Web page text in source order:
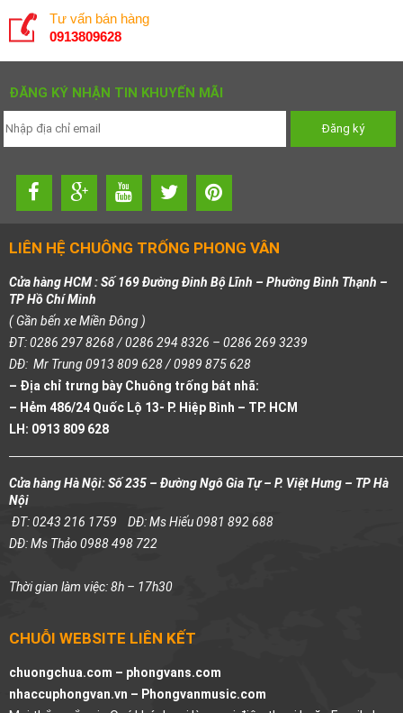
Tư vấn bán hàng
0913809628
ĐĂNG KÝ NHẬN TIN KHUYẾN MÃI
LIÊN HỆ CHUÔNG TRỐNG PHONG VÂN
Cửa hàng HCM : Số 169 Đường Đinh Bộ Lĩnh – Phường Bình Thạnh –
TP Hồ Chí Minh
( Gần bến xe Miền Đông )
ĐT: 0286 297 8268 / 0286 294 8326 – 0286 269 3239
DĐ: Mr Trung 0913 809 628 / 0989 875 628
– Địa chỉ trưng bày Chuông trống bát nhã:
– Hẻm 486/24 Quốc Lộ 13- P. Hiệp Bình – TP. HCM
LH: 0913 809 628
Cửa hàng Hà Nội: Số 235 – Đường Ngô Gia Tự – P. Việt Hưng – TP Hà
Nội
ĐT: 0243 216 1759 DĐ: Ms Hiếu 0981 892 688
DĐ: Ms Thảo 0988 498 722
Thời gian làm việc: 8h – 17h30
CHUỖI WEBSITE LIÊN KẾT
chuongchua.com – phongvans.com
nhaccuphongvan.vn – Phongvanmusic.com